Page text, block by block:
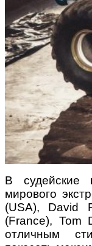
В судейские
мирового
(USA), David
(France), Tom
отличным